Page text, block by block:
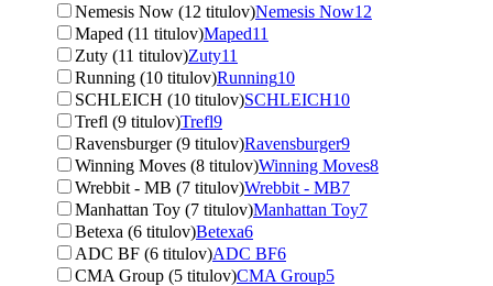
Nemesis Now (12 titulov)Nemesis Now12
Maped (11 titulov)Maped11
Zuty (11 titulov)Zuty11
Running (10 titulov)Running10
SCHLEICH (10 titulov)SCHLEICH10
Trefl (9 titulov)Trefl9
Ravensburger (9 titulov)Ravensburger9
Winning Moves (8 titulov)Winning Moves8
Wrebbit - MB (7 titulov)Wrebbit - MB7
Manhattan Toy (7 titulov)Manhattan Toy7
Betexa (6 titulov)Betexa6
ADC BF (6 titulov)ADC BF6
CMA Group (5 titulov)CMA Group5